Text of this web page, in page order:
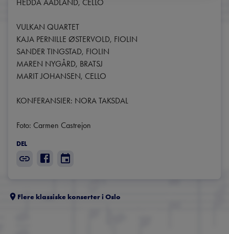
HEDDA AADLAND, CELLO
VULKAN QUARTET
KAJA PERNILLE ØSTERVOLD, FIOLIN
SANDER TINGSTAD, FIOLIN
MAREN NYGÅRD, BRATSJ
MARIT JOHANSEN, CELLO
KONFERANSIER: NORA TAKSDAL
Foto: Carmen Castrejon
DEL
Flere klassiske konserter i Oslo